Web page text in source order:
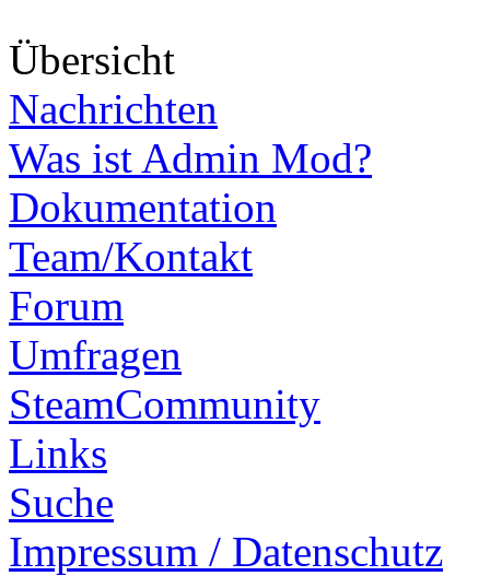
Übersicht
Nachrichten
Was ist Admin Mod?
Dokumentation
Team/Kontakt
Forum
Umfragen
SteamCommunity
Links
Suche
Impressum / Datenschutz